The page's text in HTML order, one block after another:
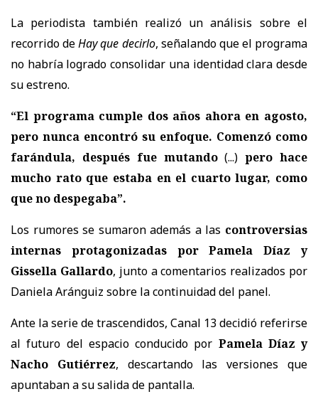
La periodista también realizó un análisis sobre el
recorrido deHay que decirlo, señalando que el programa
no habría logrado consolidar una identidad clara desde
su estreno.
“El programa cumple dos años ahora en agosto,
pero nunca encontró su enfoque. Comenzó como
farándula, después fue mutando(...)pero hace
mucho rato que estaba en el cuarto lugar, como
que no despegaba”.
Los rumores se sumaron además a las controversias
internas protagonizadas por Pamela Díaz y
Gissella Gallardo, junto a comentarios realizados por
Daniela Aránguiz sobre la continuidad del panel.
Ante la serie de trascendidos, Canal 13 decidió referirse
al futuro del espacio conducido por Pamela Díaz y
Nacho Gutiérrez, descartando las versiones que
apuntaban a su salida de pantalla.